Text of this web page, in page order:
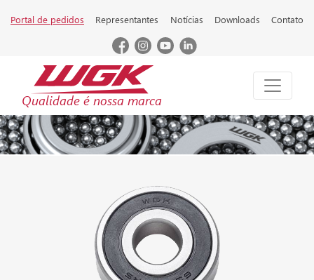
Portal de pedidos Representantes Notícias Downloads Contato
Qualidade é nossa marca